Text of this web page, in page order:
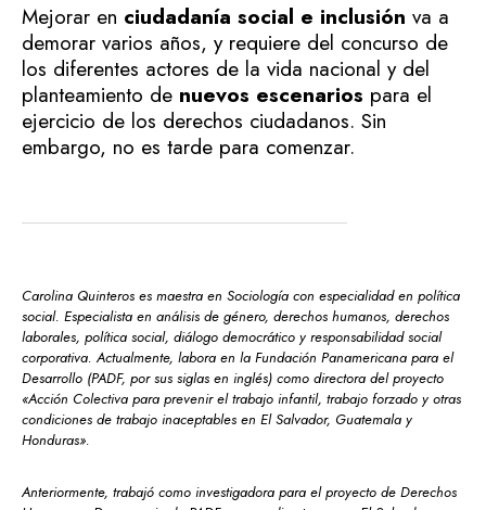
Mejorar en ciudadanía social e inclusión va a
demorar varios años, y requiere del concurso de
los diferentes actores de la vida nacional y del
planteamiento de nuevos escenarios para el
ejercicio de los derechos ciudadanos. Sin
embargo, no es tarde para comenzar.
Carolina Quinteros es maestra en Sociología con especialidad en política
social. Especialista en análisis de género, derechos humanos, derechos
laborales, política social, diálogo democrático y responsabilidad social
corporativa. Actualmente, labora en la Fundación Panamericana para el
Desarrollo (PADF, por sus siglas en inglés) como directora del proyecto
«Acción Colectiva para prevenir el trabajo infantil, trabajo forzado y otras
condiciones de trabajo inaceptables en El Salvador, Guatemala y
Honduras».
Anteriormente, trabajó como investigadora para el proyecto de Derechos